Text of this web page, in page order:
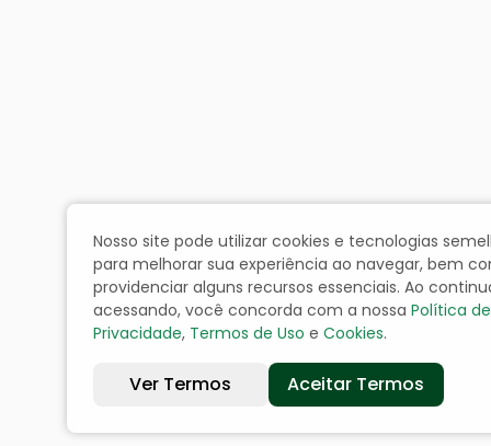
Nosso site pode utilizar cookies e tecnologias
para melhorar sua experiência ao navegar, bem
providenciar alguns recursos essenciais. Ao
acessando, você concorda com a nossa Política de
Privacidade, Termos de Uso e Cookies.
Ver Termos Aceitar Termos